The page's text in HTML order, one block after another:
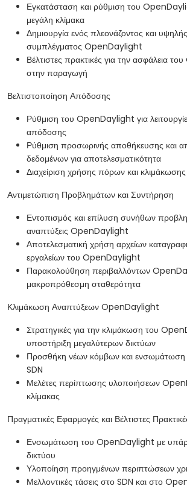
Εγκατάσταση και ρύθμιση του
μεγάλη κλίμακα
Δημιουργία ενός πλεονάζοντος και
συμπλέγματος OpenDaylight
Βέλτιστες πρακτικές για την ασφάλεια
στην παραγωγή
Βελτιστοποίηση Απόδοσης
Ρύθμιση του OpenDaylight για
απόδοσης
Ρύθμιση προσωρινής αποθήκευσης και
δεδομένων για αποτελεσματικότητα
Διαχείριση χρήσης πόρων και
Αντιμετώπιση Προβλημάτων και Συντήρηση
Εντοπισμός και επίλυση συνήθων
αναπτύξεις OpenDaylight
Αποτελεσματική χρήση αρχείων
εργαλείων του OpenDaylight
Παρακολούθηση περιβαλλόντων
μακροπρόθεσμη σταθερότητα
Κλιμάκωση Αναπτύξεων OpenDaylight
Στρατηγικές για την κλιμάκωση του
υποστήριξη μεγαλύτερων δικτύων
Προσθήκη νέων κόμβων και ενσωμάτωση
SDN
Μελέτες περίπτωσης υλοποιήσεων
κλίμακας
Πραγματικές Εφαρμογές και Βέλτιστες
Ενσωμάτωση του OpenDaylight με
δικτύου
Υλοποίηση προηγμένων περιπτώσεων
Μελλοντικές τάσεις στο SDN και στο